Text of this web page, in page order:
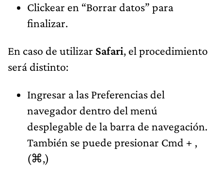
Clickear en “Borrar datos” para
finalizar.
En caso de utilizar Safari, el procedimiento
será distinto:
Ingresar a las Preferencias del
navegador dentro del menú
desplegable de la barra de navegación.
También se puede presionar Cmd + ,
(⌘,)